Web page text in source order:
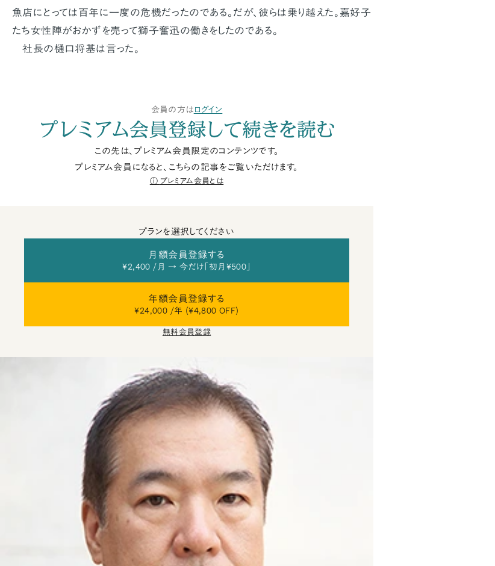
魚店にとっては百年に一度の危機だったのである。だが、彼らは乗り越えた。嘉好子
たち女性陣がおかずを売って獅子奮迅の働きをしたのである。
社長の樋口将基は言った。
会員の方は ログイン
プレミアム会員登録して続きを読む
この先は、プレミアム会員限定のコンテンツです。
プレミアム会員になると、こちらの記事をご覧いただけます。
プレミアム会員とは
プランを選択してください
月額会員登録する
¥2,400 /月 → 今だけ「初月¥500」
年額会員登録する
¥24,000 /年 (¥4,800 OFF)
無料会員登録